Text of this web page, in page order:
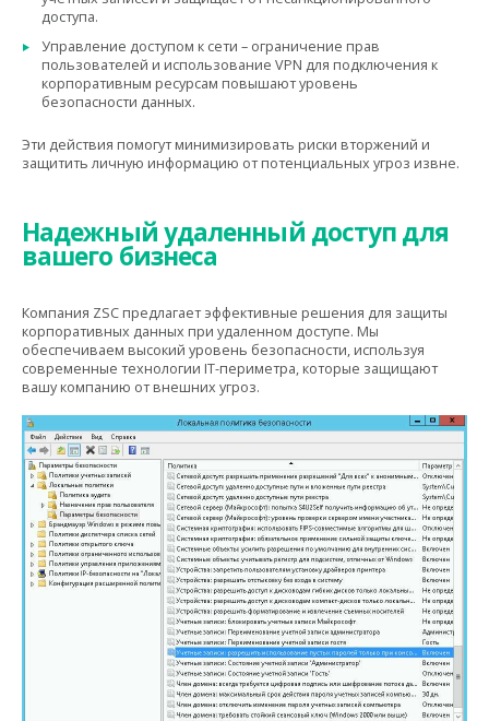
доступа.
Управление доступом к сети – ограничение прав
пользователей и использование VPN для подключения к
корпоративным ресурсам повышают уровень
безопасности данных.
Эти действия помогут минимизировать риски вторжений и
защитить личную информацию от потенциальных угроз извне.
Надежный удаленный доступ для
вашего бизнеса
Компания ZSC предлагает эффективные решения для защиты
корпоративных данных при удаленном доступе. Мы
обеспечиваем высокий уровень безопасности, используя
современные технологии IT-периметра, которые защищают
вашу компанию от внешних угроз.